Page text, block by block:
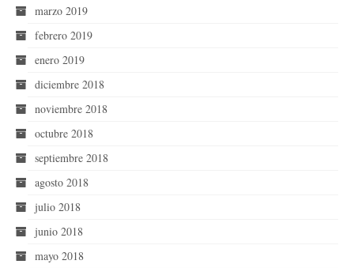
marzo 2019
febrero 2019
enero 2019
diciembre 2018
noviembre 2018
octubre 2018
septiembre 2018
agosto 2018
julio 2018
junio 2018
mayo 2018